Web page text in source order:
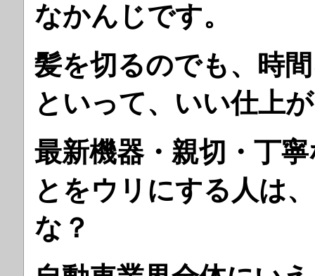
なかんじです。
髪を切るのでも、時
といって、いい仕上
最新機器・親切・丁
とをウリにする人
な？